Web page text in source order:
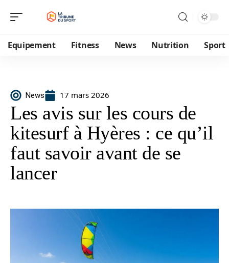
Equipement Fitness News Nutrition Sport
News 17 mars 2026
Les avis sur les cours de
kitesurf à Hyères : ce qu’il
faut savoir avant de se
lancer